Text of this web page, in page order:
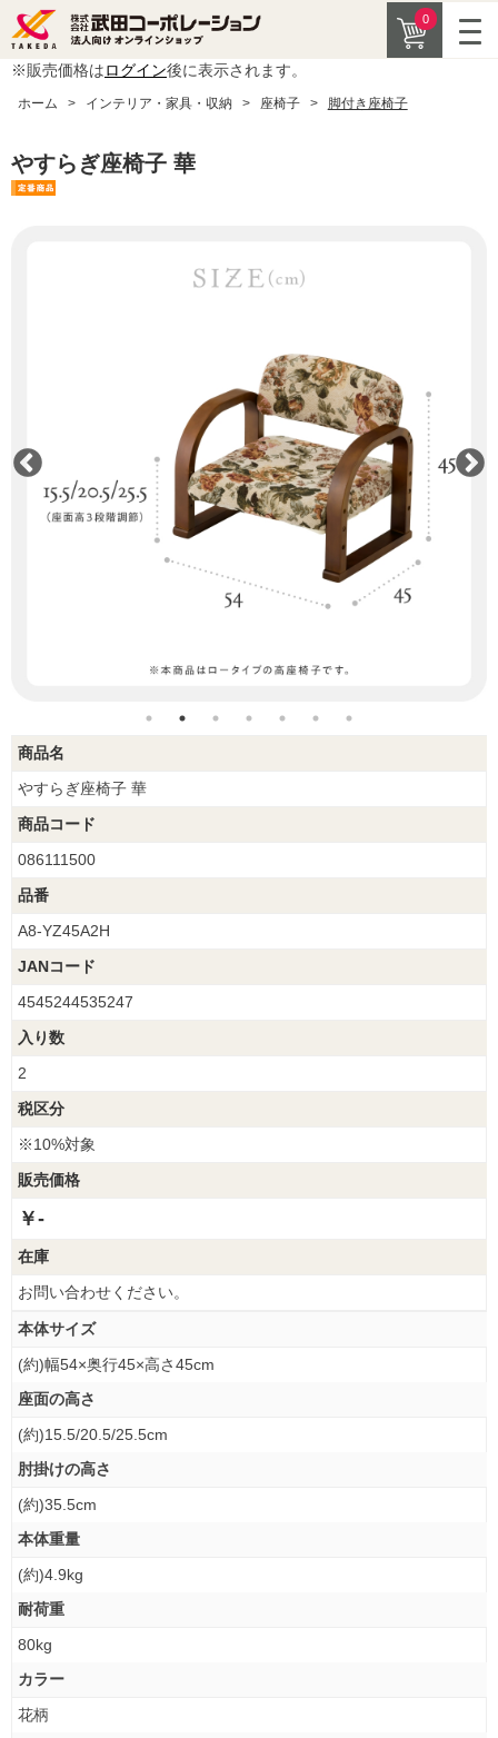
0
※販売価格はログイン後に表示されます。
ホーム > インテリア・家具・収納 > 座椅子 > 脚付き座椅子
やすらぎ座椅子 華
商品名
やすらぎ座椅子 華
商品コード
086111500
品番
A8-YZ45A2H
JANコード
4545244535247
入り数
2
税区分
※10%対象
販売価格
￥-
在庫
お問い合わせください。
本体サイズ
(約)幅54×奥行45×高さ45cm
座面の高さ
(約)15.5/20.5/25.5cm
肘掛けの高さ
(約)35.5cm
本体重量
(約)4.9kg
耐荷重
80kg
カラー
花柄